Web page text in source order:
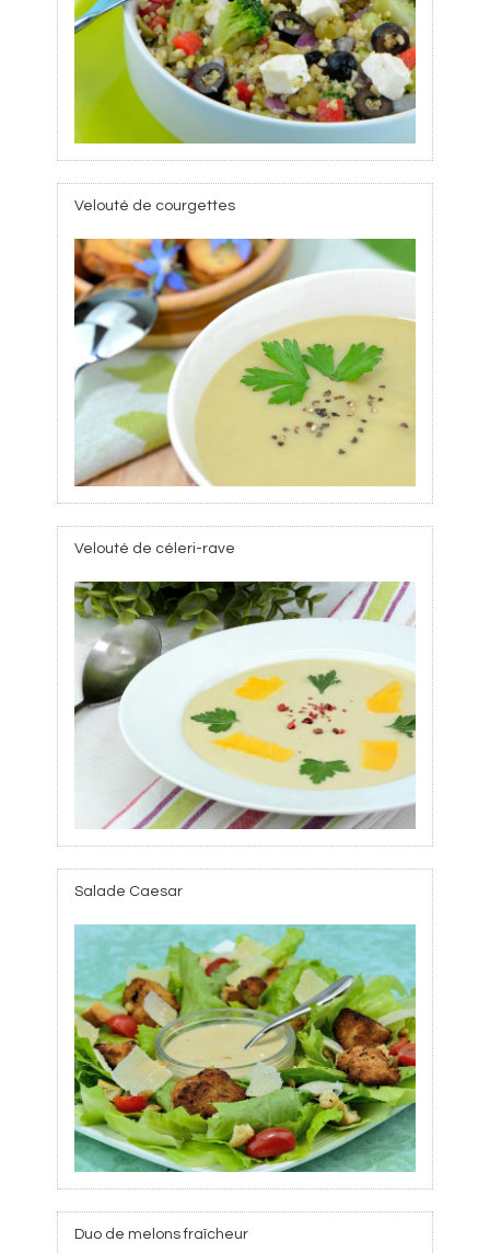
Velouté de courgettes
Velouté de céleri-rave
Salade Caesar
Duo de melons fraîcheur